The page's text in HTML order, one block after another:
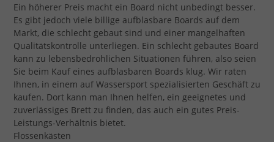
Ein höherer Preis macht ein Board nicht unbedingt besser.
Es gibt jedoch viele billige aufblasbare Boards auf dem
Markt, die schlecht gebaut sind und einer mangelhaften
Qualitätskontrolle unterliegen. Ein schlecht gebautes Board
kann zu lebensbedrohlichen Situationen führen, also seien
Sie beim Kauf eines aufblasbaren Boards klug. Wir raten
Ihnen, in einem auf Wassersport spezialisierten Geschäft zu
kaufen. Dort kann man Ihnen helfen, ein geeignetes und
zuverlässiges Brett zu finden, das auch ein gutes Preis-
Leistungs-Verhältnis bietet.
Flossenkästen